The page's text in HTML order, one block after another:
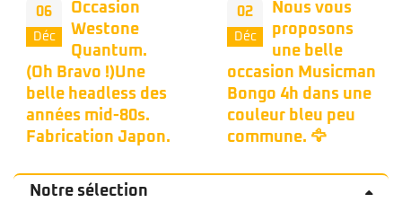
06
Déc
Occasion
Westone
Quantum.
(Oh Bravo !)Une
belle headless des
années mid-80s.
Fabrication Japon.
02
Déc
Nous vous
proposons
une belle
occasion Musicman
Bongo 4h dans une
couleur bleu peu
commune. 🦅
Notre sélection